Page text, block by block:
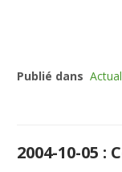
Publié dans
2004-10-05